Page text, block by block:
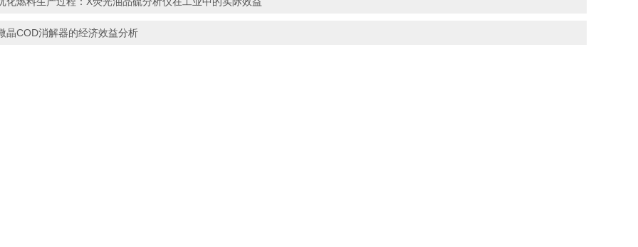
晶COD消解器的经济效益分析